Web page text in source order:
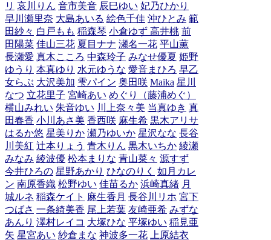
リ 哀川りん 音市美音 辰巳ゆい 妃乃ひかり
早川瀬里奈 大島あいる 絵色千佳 沖ひとみ 範
田紗々 白戸もも 稲森琴 小倉ゆず 高井桃 前
田陽菜 佳山三花 夏目ナナ 瀬名一花 平山薫
長瀬愛 真木こころ 中森玲子 みなせ優夏 姫野
ゆうり 本真ゆり 水元ゆうな 愛音まひろ 早乙
女らぶ 大沢美加 雫パイン 奥田咲 Maika 星川
なつ 立花里子 宮崎あい めぐり（藤浦めぐ）
横山みれい 朱音ゆい 川上奈々美 当真ゆき 真
田春香 小川あさ美 香西咲 麻生希 黒木アリサ
はるか悠 星美りか 瀬乃ゆいか 星沢なな 長谷
川美紅 辻本りょう 青木りん 黒木いちか 綾瀬
みなみ 綾波優 松本まりな 青山菜々 源すず
今井ひろの 星野あかり ひなのりく 如月カレ
ン 南原香織 松野ゆい 佳苗るか 浜崎真緒 月
城ルネ 稲森ケイト 麻生香月 長谷川リホ 宮下
つばさ 一条綺美香 尾上若葉 友崎亜希 みずな
あんり 澤村レイコ 大塚ひな 平塚ゆい 稲見亜
矢 星宮あい 紗倉まな 神波多一花 上原結衣